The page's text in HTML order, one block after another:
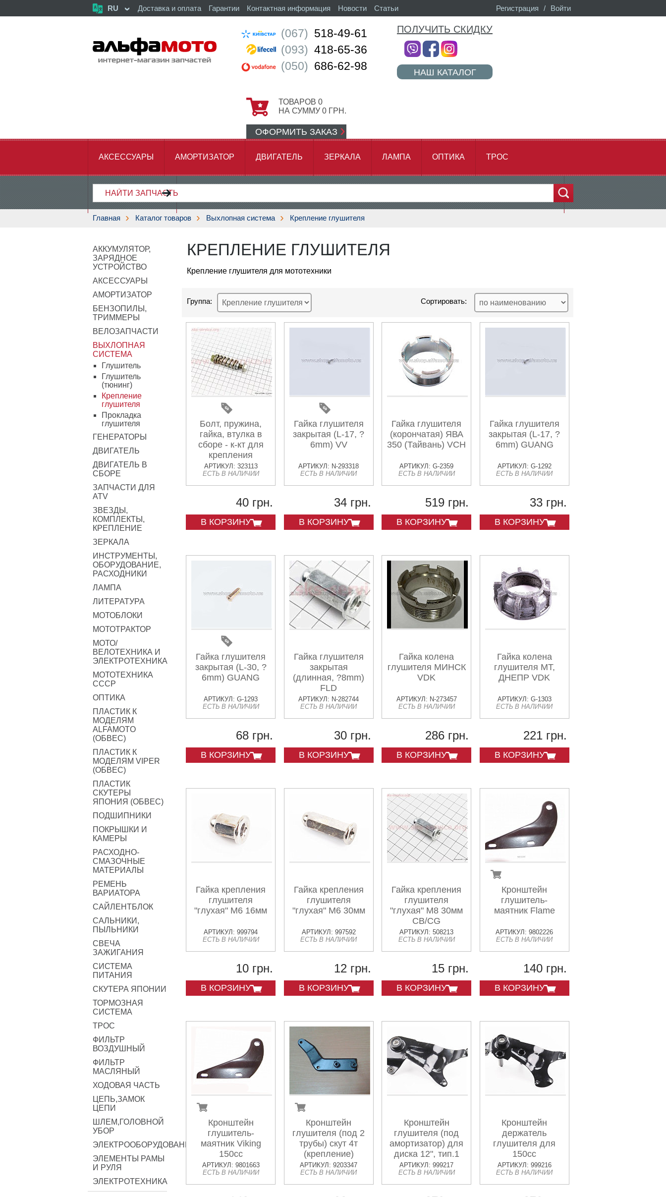
RU Доставка и оплата Гарантии Контактная информация Новости Статьи Войти
/
Регистрация
(067) 518-49-61
(093) 418-65-36
(050) 686-62-98
ПОЛУЧИТЬ СКИДКУ
НАШ КАТАЛОГ
ТОВАРОВ 0
НА СУММУ 0 ГРН.
ОФОРМИТЬ ЗАКАЗ
АКСЕССУАРЫ АМОРТИЗАТОР ДВИГАТЕЛЬ ЗЕРКАЛА ЛАМПА ОПТИКА ТРОС
ХОДОВАЯ ЧАСТЬ ...
Главная Каталог товаров Выхлопная система Крепление глушителя
АККУМУЛЯТОР,
ЗАРЯДНОЕ
УСТРОЙСТВО
АКСЕССУАРЫ
АМОРТИЗАТОР
БЕНЗОПИЛЫ,
ТРИММЕРЫ
ВЕЛОЗАПЧАСТИ
ВЫХЛОПНАЯ
СИСТЕМА
Глушитель
Глушитель
(тюнинг)
Крепление
глушителя
Прокладка
глушителя
ГЕНЕРАТОРЫ
ДВИГАТЕЛЬ
ДВИГАТЕЛЬ В
СБОРЕ
ЗАПЧАСТИ ДЛЯ
ATV
ЗВЕЗДЫ,
КОМПЛЕКТЫ,
КРЕПЛЕНИЕ
ЗЕРКАЛА
ИНСТРУМЕНТЫ,
ОБОРУДОВАНИЕ,
РАСХОДНИКИ
ЛАМПА
ЛИТЕРАТУРА
МОТОБЛОКИ
МОТОТРАКТОР
МОТО/
ВЕЛОТЕХНИКА И
ЭЛЕКТРОТЕХНИКА
МОТОТЕХНИКА
СССР
ОПТИКА
ПЛАСТИК К
МОДЕЛЯМ
ALFAMOTO
(ОБВЕС)
ПЛАСТИК К
МОДЕЛЯМ VIPER
(ОБВЕС)
ПЛАСТИК
СКУТЕРЫ
ЯПОНИЯ (ОБВЕС)
ПОДШИПНИКИ
ПОКРЫШКИ И
КАМЕРЫ
РАСХОДНО-
СМАЗОЧНЫЕ
МАТЕРИАЛЫ
РЕМЕНЬ
ВАРИАТОРА
САЙЛЕНТБЛОК
САЛЬНИКИ,
ПЫЛЬНИКИ
СВЕЧА
ЗАЖИГАНИЯ
СИСТЕМА
ПИТАНИЯ
СКУТЕРА ЯПОНИИ
ТОРМОЗНАЯ
СИСТЕМА
ТРОС
ФИЛЬТР
ВОЗДУШНЫЙ
ФИЛЬТР
МАСЛЯНЫЙ
ХОДОВАЯ ЧАСТЬ
ЦЕПЬ,ЗАМОК
ЦЕПИ
ШЛЕМ,ГОЛОВНОЙ
УБОР
ЭЛЕКТРООБОРУДОВАНИЕ
ЭЛЕМЕНТЫ РАМЫ
И РУЛЯ
ЭЛЕКТРОТЕХНИКА
КРЕПЛЕНИЕ ГЛУШИТЕЛЯ
Крепление глушителя для мототехники
Группа: Сортировать:
Болт, пружина,
гайка, втулка в
сборе - к-кт для
крепления
глушителя
АРТИКУЛ: 323113
ЕСТЬ В НАЛИЧИИ
40 грн.
В КОРЗИНУ
Гайка глушителя
закрытая (L-17, ?
6mm) VV
АРТИКУЛ: N-293318
ЕСТЬ В НАЛИЧИИ
34 грн.
В КОРЗИНУ
Гайка глушителя
(корончатая) ЯВА
350 (Тайвань) VCH
АРТИКУЛ: G-2359
ЕСТЬ В НАЛИЧИИ
519 грн.
В КОРЗИНУ
Гайка глушителя
закрытая (L-17, ?
6mm) GUANG
АРТИКУЛ: G-1292
ЕСТЬ В НАЛИЧИИ
33 грн.
В КОРЗИНУ
Гайка глушителя
закрытая (L-30, ?
6mm) GUANG
АРТИКУЛ: G-1293
ЕСТЬ В НАЛИЧИИ
68 грн.
В КОРЗИНУ
Гайка глушителя
закрытая
(длинная, ?8mm)
FLD
АРТИКУЛ: N-282744
ЕСТЬ В НАЛИЧИИ
30 грн.
В КОРЗИНУ
Гайка колена
глушителя МИНСК
VDK
АРТИКУЛ: N-273457
ЕСТЬ В НАЛИЧИИ
286 грн.
В КОРЗИНУ
Гайка колена
глушителя МТ,
ДНЕПР VDK
АРТИКУЛ: G-1303
ЕСТЬ В НАЛИЧИИ
221 грн.
В КОРЗИНУ
Гайка крепления
глушителя
"глухая" М6 16мм
АРТИКУЛ: 999794
ЕСТЬ В НАЛИЧИИ
10 грн.
В КОРЗИНУ
Гайка крепления
глушителя
"глухая" М6 30мм
АРТИКУЛ: 997592
ЕСТЬ В НАЛИЧИИ
12 грн.
В КОРЗИНУ
Гайка крепления
глушителя
"глухая" М8 30мм
CB/CG
АРТИКУЛ: 508213
ЕСТЬ В НАЛИЧИИ
15 грн.
В КОРЗИНУ
Кронштейн
глушитель-
маятник Flame
АРТИКУЛ: 9802226
ЕСТЬ В НАЛИЧИИ
140 грн.
В КОРЗИНУ
Кронштейн
глушитель-
маятник Viking
150cc
АРТИКУЛ: 9801663
ЕСТЬ В НАЛИЧИИ
Кронштейн
глушителя (под 2
трубы) скут 4т
(крепление)
АРТИКУЛ: 9203347
ЕСТЬ В НАЛИЧИИ
Кронштейн
глушителя (под
амортизатор) для
диска 12", тип.1
АРТИКУЛ: 999217
ЕСТЬ В НАЛИЧИИ
Кронштейн
держатель
глушителя для
150cc
АРТИКУЛ: 999216
ЕСТЬ В НАЛИЧИИ